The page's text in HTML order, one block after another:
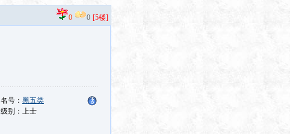
0 0 [5楼]
名号： 黑五类
级别：上士